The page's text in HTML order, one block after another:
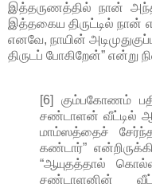
இத்தருணத்தில் நான்
இத்தகைய திருட்டில் நான்
எனவே, நாயின்
திருடப் போகிறேன்” என்று
[6] கும்பகோணம்
சண்டாளன் வீட்டில்
மாம்ஸத்தைச் சேர்ந்த
கண்டார்”
“ஆயுதத்தால்
சண்டாளனின்